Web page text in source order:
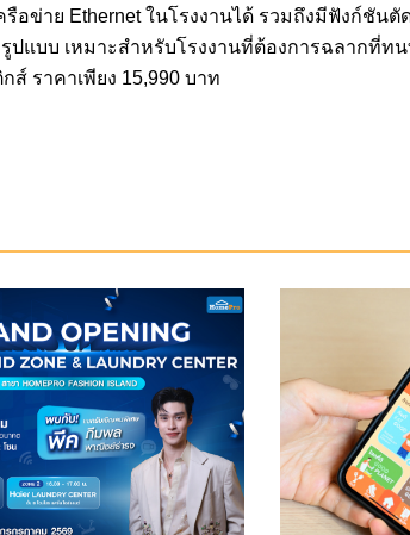
อข่าย Ethernet ในโรงงานได้ รวมถึงมีฟังก์ชันตั
ปแบบ เหมาะสำหรับโรงงานที่ต้องการฉลากที่ท
ราคาเพียง 15,990 บาท